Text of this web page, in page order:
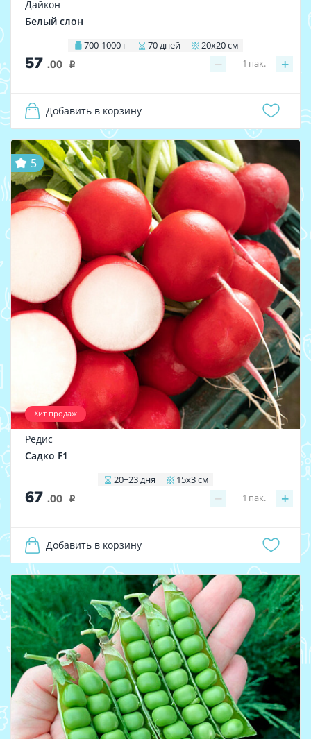
Дайкон
Белый слон
700-1000 г 70 дней 20х20 см
57 .00 i − +
1 пак.
Добавить в корзину
Хит продаж
5
Редис
Садко F1
20−23 дня 15x3 см
67 .00 i − +
1 пак.
Добавить в корзину